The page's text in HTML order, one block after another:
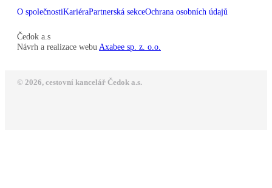
O společnostiKariéraPartnerská sekceOchrana osobních údajů
Čedok a.s
Návrh a realizace webu Axabee sp. z. o.o.
© 2026, cestovní kancelář Čedok a.s.